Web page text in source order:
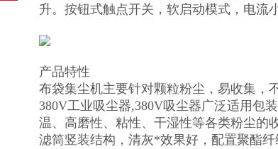
升。按钮式触点开关，软启动模式，电流
产品特性
布袋集尘机主要针对颗粒粉尘，易收集，
380V工业吸尘器,380V吸尘器广泛适用包
温、高磨性、粘性、干湿性等各类粉尘的
滤筒竖装结构，清灰*效果好，配置聚酯